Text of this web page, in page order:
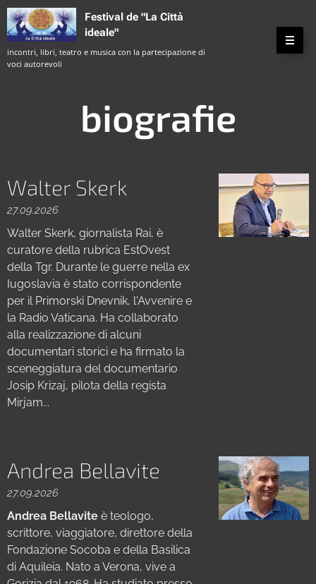
Festival de "La Città
ideale"
incontri, libri, teatro e musica con la partecipazione di
voci autorevoli
biografie
Walter Skerk
27.09.2026
Walter Skerk, giornalista Rai, è
curatore della rubrica EstOvest
della Tgr. Durante le guerre nella ex
Iugoslavia è stato corrispondente
per il Primorski Dnevnik, l'Avvenire e
la Radio Vaticana. Ha collaborato
alla realizzazione di alcuni
documentari storici e ha firmato la
sceneggiatura del documentario
Josip Krizaj, pilota della regista
Mirjam...
Andrea Bellavite
27.09.2026
Andrea Bellavite è teologo,
scrittore, viaggiatore, direttore della
Fondazione Socoba e della Basilica
di Aquileia. Nato a Verona, vive a